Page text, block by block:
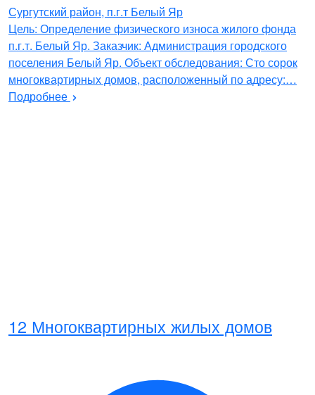
Сургутский район, п.г.т Белый Яр
Цель: Определение физического износа жилого фонда
п.г.т. Белый Яр. Заказчик: Администрация городского
поселения Белый Яр. Объект обследования: Сто сорок
многоквартирных домов, расположенный по адресу:…
Подробнее
12 Многоквартирных жилых домов